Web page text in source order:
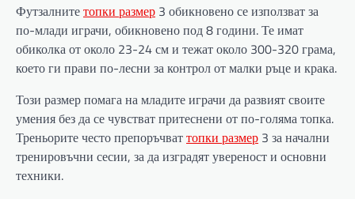
Футзалнитетопки размер 3 обикновено се използват за
по-млади играчи, обикновено под 8 години. Те имат
обиколка от около 23-24 см и тежат около 300-320 грама,
което ги прави по-лесни за контрол от малки ръце и крака.
Този размер помага на младите играчи да развият своите
умения без да се чувстват притеснени от по-голяма топка.
Треньорите често препоръчваттопки размер 3 за начални
тренировъчни сесии, за да изградят увереност и основни
техники.